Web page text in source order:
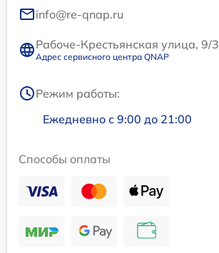
info@re-qnap.ru
Рабоче-Крестьянская улица, 9/3
Адрес сервисного центра QNAP
Режим работы:
Ежедневно с 9:00 до 21:00
Способы оплаты